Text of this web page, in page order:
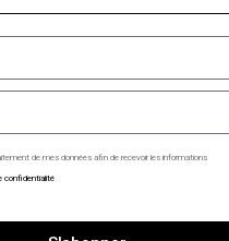
de mes données afin de recevoir les informations
confidentialité